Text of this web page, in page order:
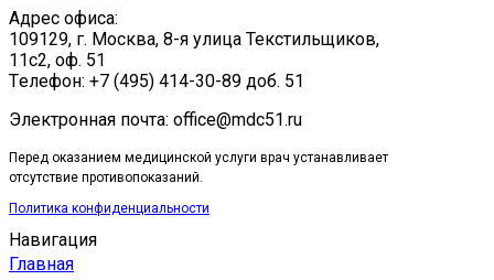
Адрес офиса:
109129, г. Москва, ​8-я улица Текстильщиков,
11с2, оф. 51
Tелефон: +7 (495) 414-30-89 доб. 51
Электронная почта: office@mdc51.ru
Перед оказанием медицинской услуги врач устанавливает
отсутствие противопоказаний.
Политика конфиденциальности
Навигация
Главная